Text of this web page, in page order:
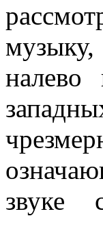
музыку,
налево
звуке